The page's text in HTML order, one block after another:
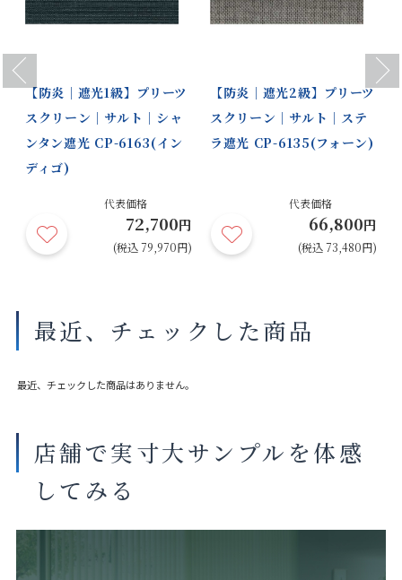
Previous
【防炎｜遮光1級】プリーツ
スクリーン｜サルト｜シャ
ンタン遮光 CP-6163(イン
ディゴ)
代表価格
72,700円
(税込 79,970円)
【防炎｜遮光2級】プリーツ
スクリーン｜サルト｜ステ
ラ遮光 CP-6135(フォーン)
代表価格
66,800円
(税込 73,480円)
Next
最近、チェックした商品
最近、チェックした商品はありません。
店舗で実寸大サンプルを体感
してみる